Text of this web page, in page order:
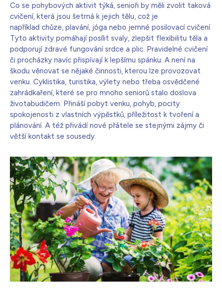
Co se pohybových aktivit týká, senioři by měli zvolit taková
cvičení, která jsou šetrná k jejich tělu, což je
například chůze, plavání, jóga nebo jemné posilovací cvičení.
Tyto aktivity pomáhají posílit svaly, zlepšit flexibilitu těla a
podporují zdravé fungování srdce a plic. Pravidelné cvičení
či procházky navíc přispívají k lepšímu spánku. A není na
škodu věnovat se nějaké činnosti, kterou lze provozovat
venku. Cyklistika, turistika, výlety nebo třeba osvědčené
zahrádkaření, které se pro mnoho seniorů stalo doslova
životabudičem. Přináší pobyt venku, pohyb, pocity
spokojenosti z vlastních výpěstků, příležitost k tvoření a
plánování. A též přivádí nové přátele se stejnými zájmy či
větší kontakt se sousedy.